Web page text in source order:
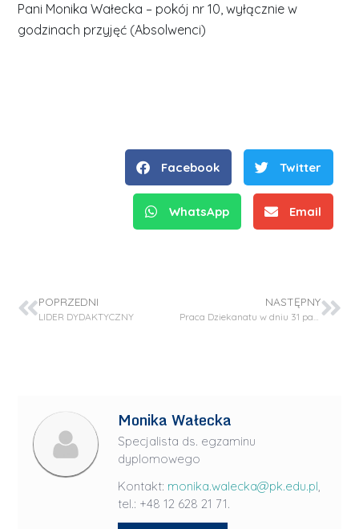
Pani Monika Wałecka – pokój nr 10, wyłącznie w
godzinach przyjęć (Absolwenci)
Facebook Twitter
WhatsApp Email
POPRZEDNI
LIDER DYDAKTYCZNY
NASTĘPNY
Praca Dziekanatu w dniu 31 października 2025
Monika Wałecka
Specjalista ds. egzaminu
dyplomowego
Kontakt: monika.walecka@pk.edu.pl,
tel.: +48 12 628 21 71.